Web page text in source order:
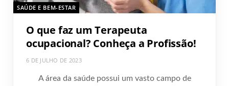
SAÚDE E BEM-ESTAR
O que faz um Terapeuta
ocupacional? Conheça a Profissão!
6 DE JULHO DE 2023
A área da saúde possui um vasto campo de